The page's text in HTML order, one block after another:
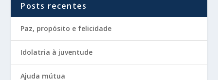
Posts recentes
Paz, propósito e felicidade
Idolatria à juventude
Ajuda mútua